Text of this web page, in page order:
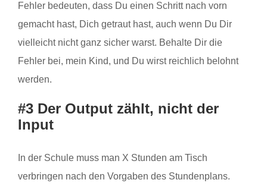
Fehler bedeuten, dass Du einen Schritt nach vorn
gemacht hast, Dich getraut hast, auch wenn Du Dir
vielleicht nicht ganz sicher warst. Behalte Dir die
Fehler bei, mein Kind, und Du wirst reichlich belohnt
werden.
#3 Der Output zählt, nicht der
Input
In der Schule muss man X Stunden am Tisch
verbringen nach den Vorgaben des Stundenplans.